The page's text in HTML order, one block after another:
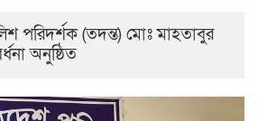
পরিদর্শক (তদন্ত) মোঃ মাহতাবুর
অনুষ্ঠিত